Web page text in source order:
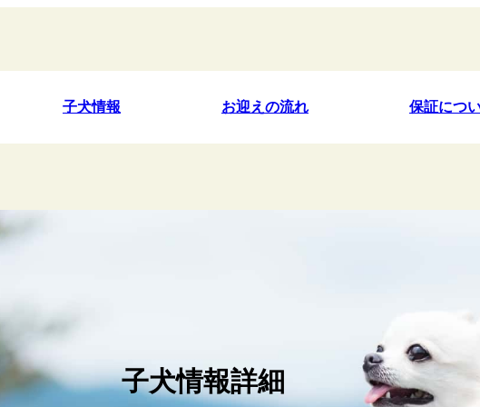
子犬情報 お迎えの流れ 保証につ
子犬情報詳細